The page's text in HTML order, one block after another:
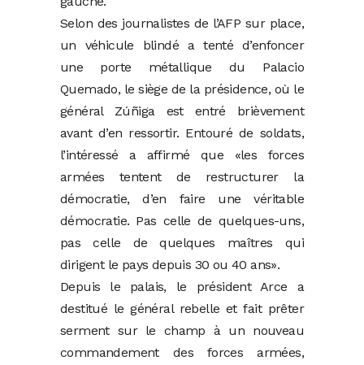
Selon des journalistes de l’AFP sur place,
un véhicule blindé a tenté d’enfoncer
une porte métallique du Palacio
Quemado, le siège de la présidence, où le
général Zúñiga est entré brièvement
avant d’en ressortir. Entouré de soldats,
l’intéressé a affirmé que «les forces
armées tentent de restructurer la
démocratie, d’en faire une véritable
démocratie. Pas celle de quelques-uns,
pas celle de quelques maîtres qui
dirigent le pays depuis 30 ou 40 ans».
Depuis le palais, le président Arce a
destitué le général rebelle et fait prêter
serment sur le champ à un nouveau
commandement des forces armées,